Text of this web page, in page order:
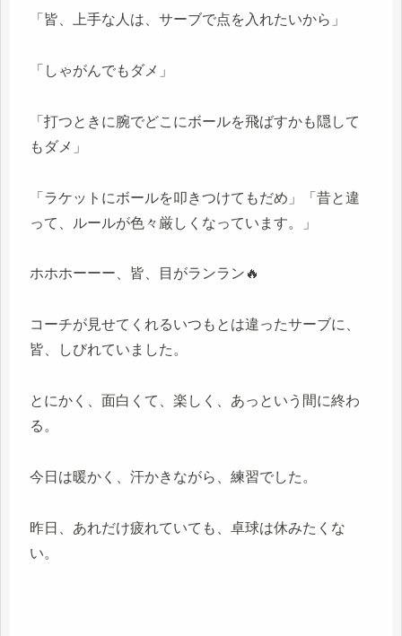
「皆、上手な人は、サーブで点を入れたいから」
「しゃがんでもダメ」
「打つときに腕でどこにボールを飛ばすかも隠して
もダメ」
「ラケットにボールを叩きつけてもだめ」「昔と違
って、ルールが色々厳しくなっています。」
ホホホーーー、皆、目がランラン🔥
コーチが見せてくれるいつもとは違ったサーブに、
皆、しびれていました。
とにかく、面白くて、楽しく、あっという間に終わ
る。
今日は暖かく、汗かきながら、練習でした。
昨日、あれだけ疲れていても、卓球は休みたくな
い。